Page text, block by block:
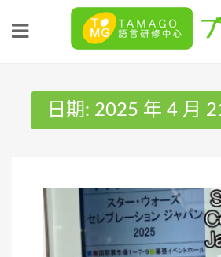
日期: 2025 年 4 月